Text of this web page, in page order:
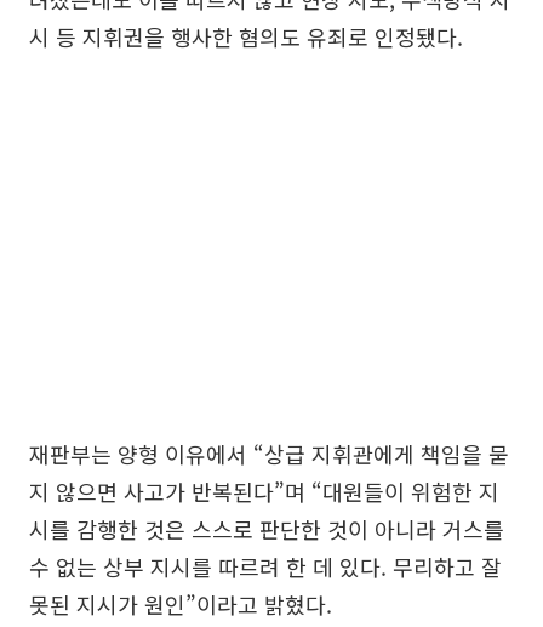
시 등 지휘권을 행사한 혐의도 유죄로 인정됐다.
재판부는 양형 이유에서 “상급 지휘관에게 책임을 묻
지 않으면 사고가 반복된다”며 “대원들이 위험한 지
시를 감행한 것은 스스로 판단한 것이 아니라 거스를
수 없는 상부 지시를 따르려 한 데 있다. 무리하고 잘
못된 지시가 원인”이라고 밝혔다.